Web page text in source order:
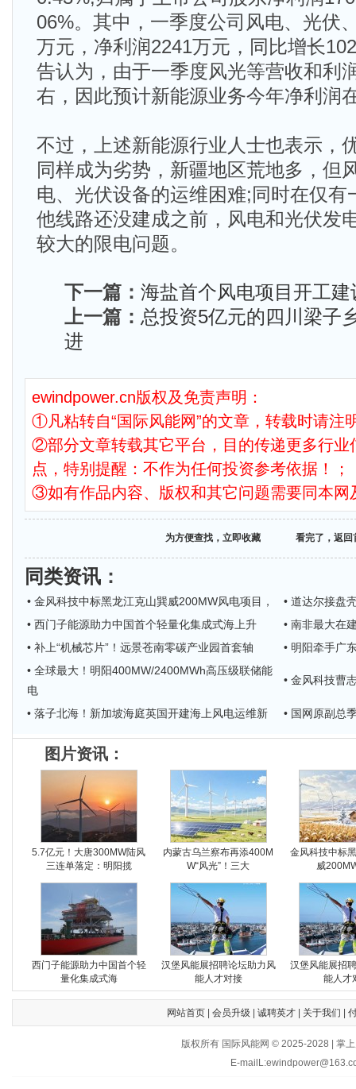
06%。其中，一季度公司风电、光伏
万元，净利润2241万元，同比增长
告认为，由于一季度风光等营收和利
右，因此预计新能源业务今年净利润
不过，上述新能源行业人士也表示，
同样成为劣势，新疆地区荒地多，但
电、光伏设备的运维困难;同时在仅有
他线路还没建成之前，风电和光伏发
较大的限电问题。
下一篇： 海盐首个风电项目开工
上一篇： 总投资5亿元的四川梁子
进
ewindpower.cn版权及免责声明：
①凡粘转自“国际风能网”的文章，转载时请注
②部分文章转载其它平台，目的传递更多行业
点，特别提醒：不作为任何投资参考依据！；
③如有作品内容、版权和其它问题需要同本网
为方便查找，立即收藏 看完了，返回
同类资讯 ：
• 金风科技中标黑龙江克山巽威200MW风电项目，
• 道达尔接盘
• 西门子能源助力中国首个轻量化集成式海上升
• 南非最大在
• 补上“机械芯片”！远景苍南零碳产业园首套轴
• 明阳牵手广
• 全球最大！明阳400MW/2400MWh高压级联储能
电
• 金风科技曹
• 落子北海！新加坡海庭英国开建海上风电运维新 • 国网原副总
图片资讯：
5.7亿元！大唐300MW陆风
三连单落定：明阳揽
内蒙古乌兰察布再添400M
W“风光”！三大
金风科技中标
威
西门子能源助力中国首个轻
量化集成式海
汉堡风能展招聘论坛助力风
能人才对接
汉堡风能展招
能人才
网站首页| 会员升级 诚聘英才| 关于我们
版权所有 国际风能网 © 2025-2028 | 掌
E-